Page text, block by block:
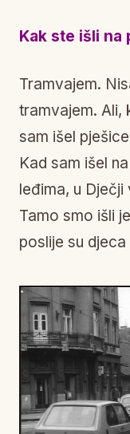
Kak ste išli na
Tramvajem.
tramvajem. Ali,
sam išel
Kad sam išel
leđima, u
Tamo smo išli
poslije su djeca